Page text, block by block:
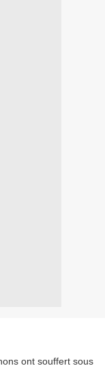
ont souffert sous